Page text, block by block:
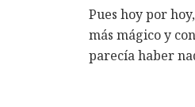
Pues hoy por
más mágico y
parecía haber